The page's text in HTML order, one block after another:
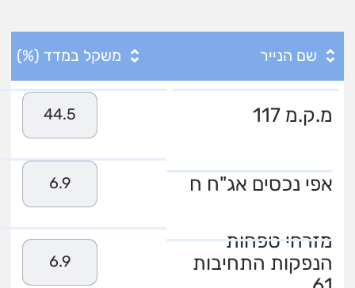
שם הנייר משקל במדד (%)
מ.ק.מ 117 44.5
אפי נכסים אג"ח ח 6.9
מזרחי טפחות
הנפקות התחיבות
6.9